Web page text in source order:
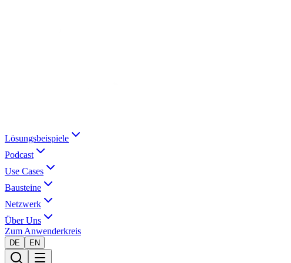
Lösungsbeispiele
Podcast
Use Cases
Bausteine
Netzwerk
Über Uns
Zum Anwenderkreis
DE EN